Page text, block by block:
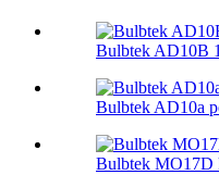
Bulbtek AD10B
Bulbtek AD10a
Bulbtek MO17D